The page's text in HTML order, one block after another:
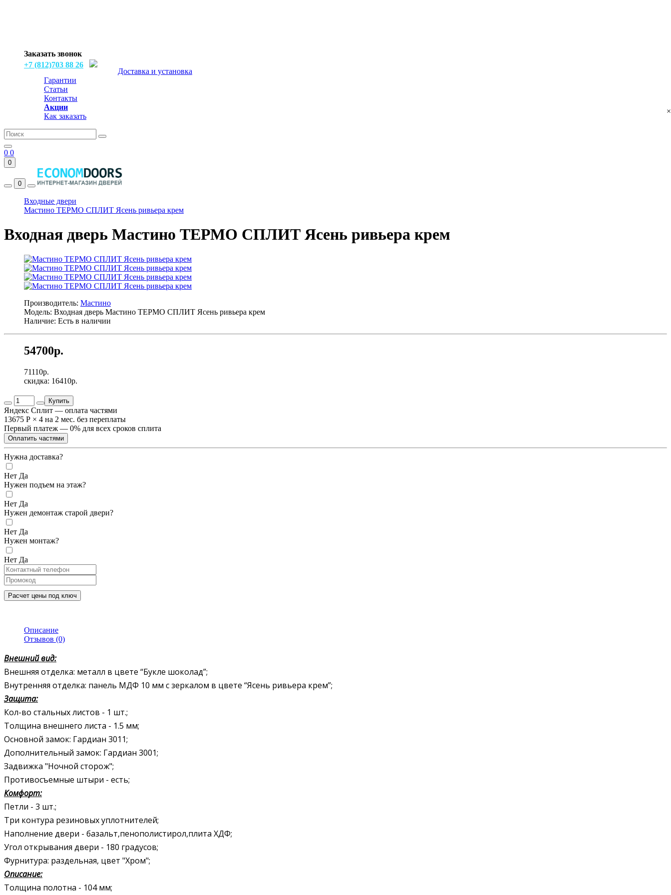
Заказать звонок
+7 (812)703 88 26
Доставка и установка
Гарантии
Статьи
Контакты
Акции
Как заказать
0 0
0
0
Входные двери
Мастино ТЕРМО СПЛИТ Ясень ривьера крем
Входная дверь Мастино ТЕРМО СПЛИТ Ясень ривьера крем
Производитель: Мастино
Модель: Входная дверь Мастино ТЕРМО СПЛИТ Ясень ривьера крем
Наличие: Есть в наличии
54700р.
71110р.
скидка: 16410р.
Купить
Яндекс Сплит — оплата частями
13675 Р × 4 на 2 мес. без переплаты
Первый платеж — 0% для всех сроков сплита
Оплатить частями
Нужна доставка?
Нет Да
Нужен подъем на этаж?
Нет Да
Нужен демонтаж старой двери?
Нет Да
Нужен монтаж?
Нет Да
Расчет цены под ключ
Описание
Отзывов (0)
Внешний вид:
Внешняя отделка: металл в цвете “Букле шоколад”;
Внутренняя отделка: панель МДФ 10 мм с зеркалом в цвете “Ясень ривьера крем”;
Защита:
Кол-во стальных листов - 1 шт.;
Толщина внешнего листа - 1.5 мм;
Основной замок: Гардиан 3011;
Дополнительный замок: Гардиан 3001;
Задвижка "Ночной сторож";
Противосъемные штыри - есть;
Комфорт:
Петли - 3 шт.;
Три контура резиновых уплотнителей;
Наполнение двери - базальт,пенополистирол,плита ХДФ;
Угол открывания двери - 180 градусов;
Фурнитура: раздельная, цвет "Хром";
Описание:
Толщина полотна - 104 мм;
×